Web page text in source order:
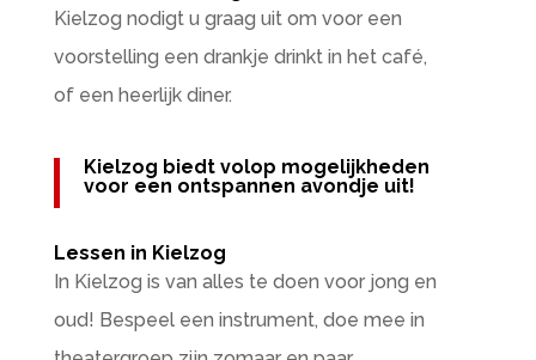
Kielzog nodigt u graag uit om voor een
voorstelling een drankje drinkt in het café,
of een heerlijk diner.
Kielzog biedt volop mogelijkheden
voor een ontspannen avondje uit!
Lessen in Kielzog
In Kielzog is van alles te doen voor jong en
oud! Bespeel een instrument, doe mee in